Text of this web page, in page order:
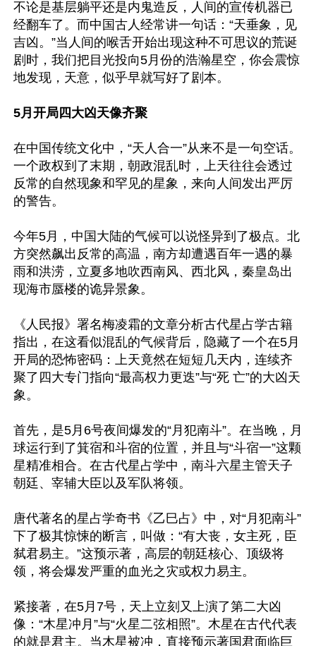
不论是基层躺平还是内鬼造反，人间的宣传机器已
经翻车了。而中国古人经常讲一句话：“天垂象，见
吉凶。”当人间的喉舌开始出现这种不可思议的荒诞
剧时，我们把目光投向5月份的浩瀚星空，你会震惊
地发现，天意，似乎早就写好了剧本。
5月开局四大凶天像齐聚
在中国传统文化中，“天人合一”从来不是一句空话。
一个政权到了末期，朝政混乱时，上天往往会透过
反常的自然现象和罕见的星象，来向人间发出严厉
的警告。
今年5月，中国大陆的气候可以说怪异到了极点。北
方突然飙出反常的高温，南方却遭遇百年一遇的暴
雨和洪涝，立夏多地吹西南风、西北风，秦皇岛出
现海市蜃楼的诡异景象。
《人民报》署名梅凌霜的文章分析古代星占学古籍
指出，在这看似混乱的气候背后，隐藏了一个在5月
开局的恐怖密码：上天竟然在短短几天内，连续齐
聚了四大专门指向“最高权力更迭”与“死 亡”的大凶天
象。
首先，是5月6号夜间爆发的“月犯南斗”。在当晚，月
球运行到了箕宿和斗宿的位置，并且与“斗宿一”这颗
星精准相合。在古代星占学中，南斗六星主管天子
朝廷、宰辅大臣以及军队将领。
唐代著名的星占学奇书《乙巳占》中，对“月犯南斗”
下了极其惊悚的断言，叫做：“有大丧，女主死，臣
弑君易主。”这预示著，高层的朝廷核心、顶级将
领，将会爆发严重的血光之灾或权力易主。
紧接著，在5月7号，天上立刻又上演了第二大凶
像：“木星冲月”与“火星二弦相照”。木星在古代代表
的就是君主。当木星被冲，直接预示著国君面临巨